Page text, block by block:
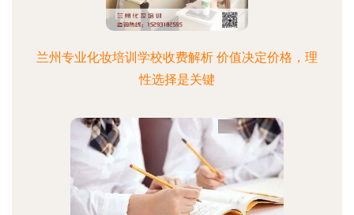
兰州专业化妆培训学校收费解析 价值决定价格，理
性选择是关键